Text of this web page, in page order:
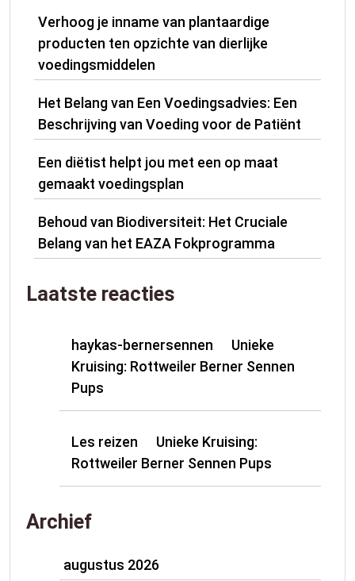
Verhoog je inname van plantaardige
producten ten opzichte van dierlijke
voedingsmiddelen
Het Belang van Een Voedingsadvies: Een
Beschrijving van Voeding voor de Patiënt
Een diëtist helpt jou met een op maat
gemaakt voedingsplan
Behoud van Biodiversiteit: Het Cruciale
Belang van het EAZA Fokprogramma
Laatste reacties
haykas-bernersennen
Unieke
Kruising: Rottweiler Berner Sennen
Pups
Les reizen
Unieke Kruising:
Rottweiler Berner Sennen Pups
Archief
augustus 2026